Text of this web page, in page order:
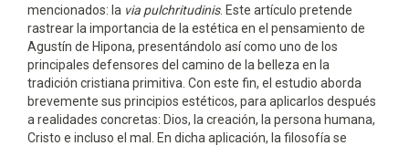
mencionados: la via pulchritudinis. Este artículo pretende
rastrear la importancia de la estética en el pensa­miento de
Agustín de Hipona, presentándolo así como uno de los
principales defensores del camino de la belleza en la
tradición cristiana primitiva. Con este fin, el estudio aborda
brevemente sus principios estéticos, para aplicarlos después
a realidades concre­tas: Dios, la creación, la persona humana,
Cristo e incluso el mal. En dicha aplicación, la filosofía se